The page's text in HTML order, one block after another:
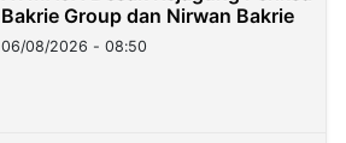
Bakrie Group dan Nirwan Bakrie
06/08/2026 - 08:50